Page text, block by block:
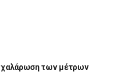
των μέτρων